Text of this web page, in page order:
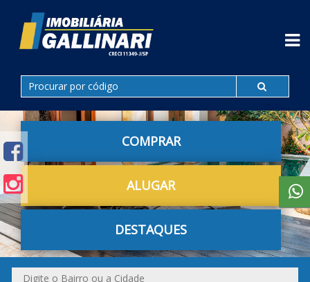
COMPRAR
ALUGAR
DESTAQUES